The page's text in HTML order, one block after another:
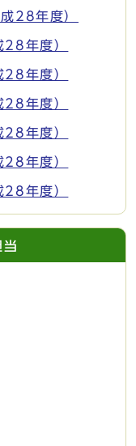
28年度）
28年度）
28年度）
28年度）
28年度）
28年度）
28年度）